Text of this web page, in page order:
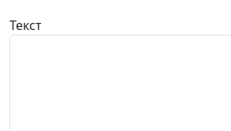
Текст